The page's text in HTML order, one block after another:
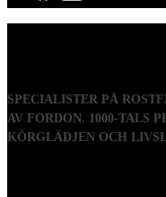
SPECIALISTER PÅ
AV FORDON. 1000-TALS
KÖRGLÄDJEN OCH